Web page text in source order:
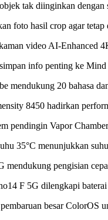
tak diinginkan dengan
foto hasil crop agar tetap
video AI-Enhanced
info penting ke Mind
mendukung 20 bahasa
8450 hadirkan
pendingin Vapor
35°C menunjukkan
pengisian
F 5G dilengkapi
besar ColorOS